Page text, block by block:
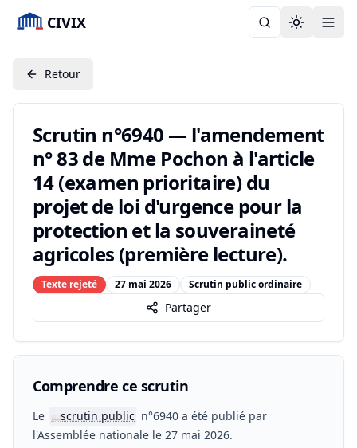
CIVIX Toggle
Retour
Scrutin n°6940 — l'amendement
n° 83 de Mme Pochon à l'article
14 (examen prioritaire) du
projet de loi d'urgence pour la
protection et la souveraineté
agricoles (première lecture).
Texte rejeté 27 mai 2026 Scrutin public ordinaire
Partager
Comprendre ce scrutin
Le 📖scrutin public n°6940 a été publié par
l'Assemblée nationale le 27 mai 2026.